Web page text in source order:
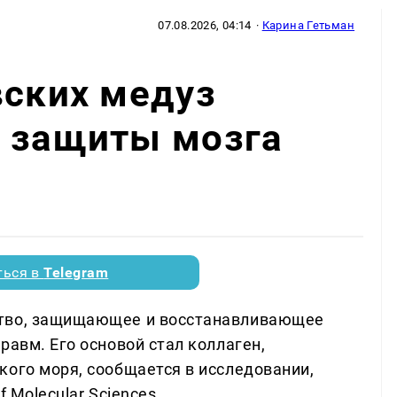
07.08.2026, 04:14 · Карина Гетьман
медуз
защиты мозга
вTelegram
защищающее и восстанавливающее
Его основой стал коллаген,
моря, сообщается в исследовании,